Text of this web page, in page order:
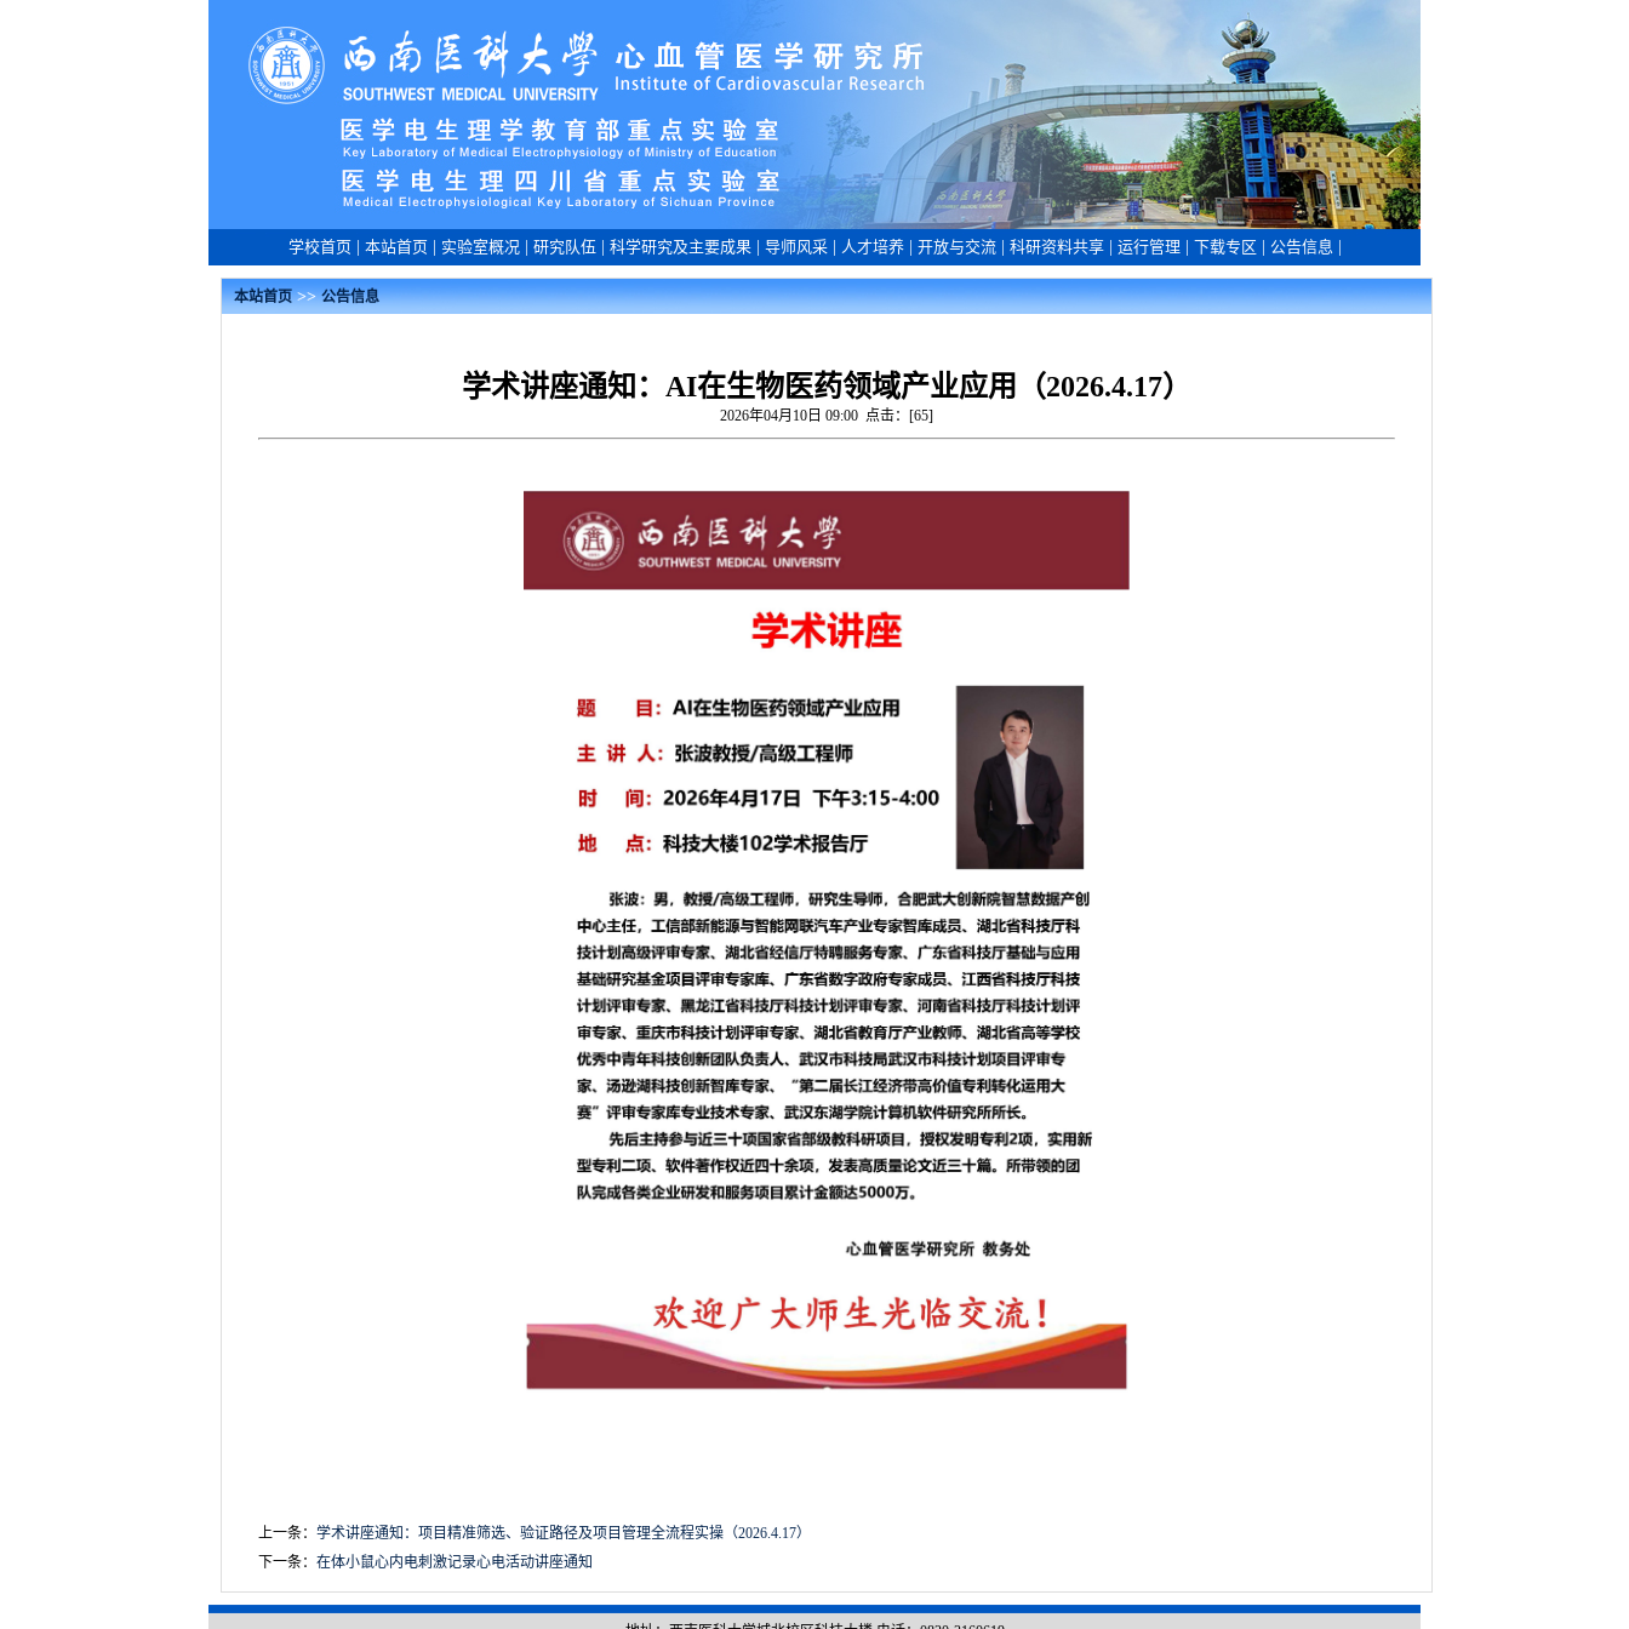
学校首页| 本站首页| 实验室概况| 研究队伍 科学研究及主要成果| 导师风采| 人才培养| 开放与交流| 科研资料共享| 运行管理| 下载专区 公告信息
本站首页>>公告信息
学术讲座通知：AI在生物医药领域产业应用（2026.4.17）
2026年04月10日 09:00 点击：[65]
上一条： 学术讲座通知：项目精准筛选、验证路径及项目管理全流程实操（2026.4.17）
下一条： 在体小鼠心内电刺激记录心电活动讲座通知